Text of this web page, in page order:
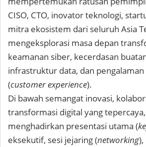
CISO, CTO, inovator teknologi,
mitra ekosistem dari seluruh Asia
mengeksplorasi masa depan
keamanan siber, kecerdasan
infrastruktur data, dan pengalaman
(customer experience).
Di bawah semangat inovasi,
transformasi digital yang
menghadirkan presentasi utama (
eksekutif, sesi jejaring (networking